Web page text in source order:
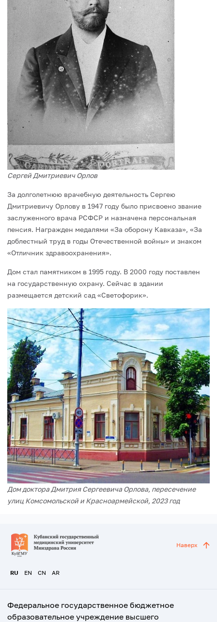
Сергей Дмитриевич Орлов
За долголетнюю врачебную деятельность Сергею
Дмитриевичу Орлову в 1947 году было присвоено звание
заслуженного врача РСФСР и назначена персональная
пенсия. Награжден медалями «За оборону Кавказа», «За
доблестный труд в годы Отечественной войны» и знаком
«Отличник здравоохранения».
Дом стал памятником в 1995 году. В 2000 году поставлен
на государственную охрану. Сейчас в здании
размещается детский сад «Светофорик».
Дом доктора Дмитрия Сергеевича Орлова, пересечение
улиц Комсомольской и Красноармейской, 2023 год
RU EN CN AR
Наверх
Федеральное государственное бюджетное
образовательное учреждение высшего